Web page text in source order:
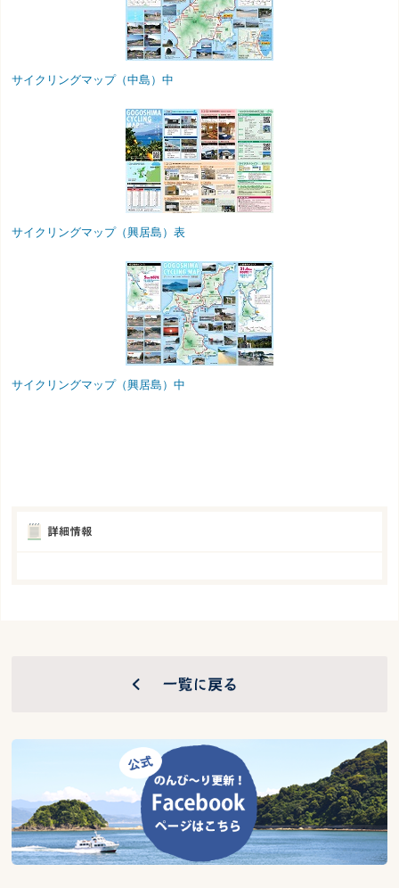
サイクリングマップ（中島）中
サイクリングマップ（興居島）表
サイクリングマップ（興居島）中